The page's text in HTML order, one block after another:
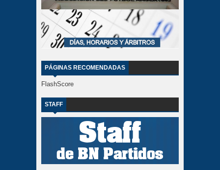
PÁGINAS RECOMENDADAS
FlashScore
STAFF